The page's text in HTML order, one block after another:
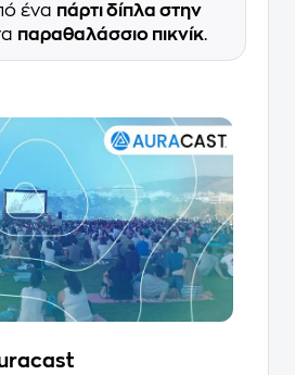
ένα πάρτι δίπλα στην
παραθαλάσσιο πικνίκ.